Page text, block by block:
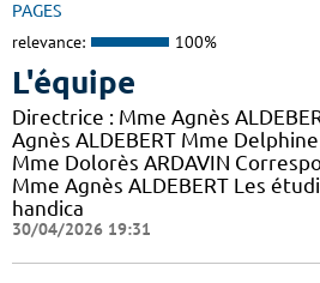
PAGES
relevance: 100%
L'équipe
Directrice : Mme Agnès
Agnès ALDEBERT Mme
Mme Dolorès ARDAVIN
Mme Agnès ALDEBERT Les
handica
30/04/2026 19:31